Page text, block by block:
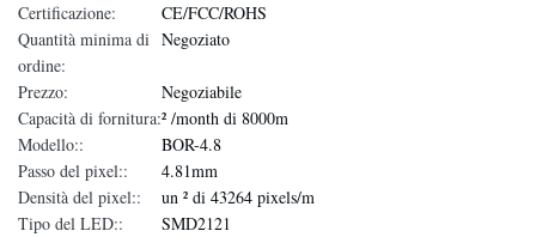
Certificazione:
CE/FCC/ROHS
Quantità minima di
ordine:
Negoziato
Prezzo:
Negoziabile
Capacità di fornitura:² /month di 8000m
Modello::
BOR-4.8
Passo del pixel::
4.81mm
Densità del pixel::
un ² di 43264 pixels/m
Tipo del LED::
SMD2121